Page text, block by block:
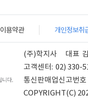
이용약관 개인정보취
(주)학지사 대표
고객센터: 02) 330-
통신판매업신고번호
COPYRIGHT(C)